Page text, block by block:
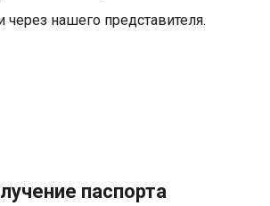
через нашего представителя.
паспорта